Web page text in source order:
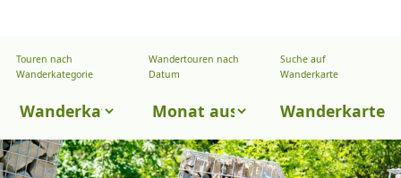
M
A
L
Touren nach
Wanderkategorie
Touren
Wanderkategorie
Wandertouren nach
Datum
Wandertouren
Datum
Suche auf
Wanderkarte
Wanderkarte